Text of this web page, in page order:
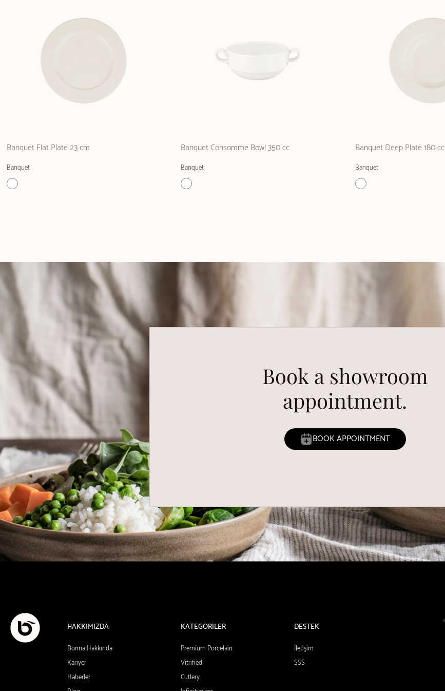
Banquet Flat Plate 23 cm
Banquet
Banquet Consomme Bowl 350 cc
Banquet
Banquet Deep Plate 180 cc
Banquet
Book a showroom
appointment.
BOOK APPOINTMENT
HAKKIMIZDA
Bonna Hakkında
Kariyer
Haberler
KATEGORİLER
Premium Porcelain
Vitrified
Cutlery
DESTEK
İletişim
SSS